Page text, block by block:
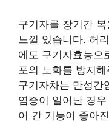
구기자를 장기간
느낄 있습니다. 허
에도 구기자효능으
포의 노화를 방지
구기자차는 만성간
염증이 일어난 경
어 간 기능이 좋아